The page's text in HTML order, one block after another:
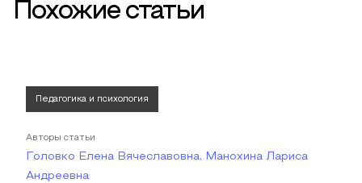
Похожие статьи
Педагогика и психология
Авторы статьи
Головко Елена Вячеславовна, Манохина Лариса
Андреевна